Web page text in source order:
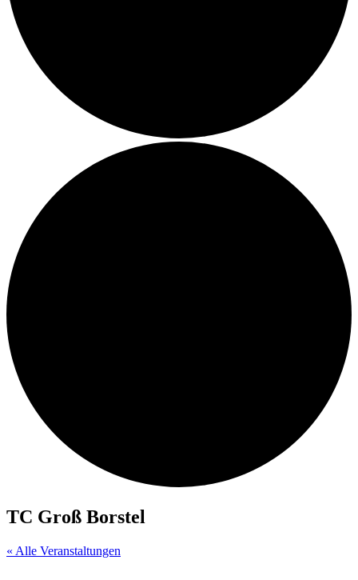
TC Groß Borstel
« Alle Veranstaltungen